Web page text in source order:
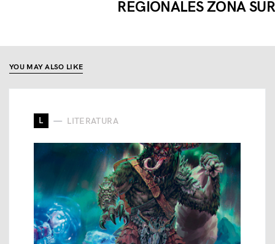
REGIONALES ZONA SUR
YOU MAY ALSO LIKE
L LITERATURA